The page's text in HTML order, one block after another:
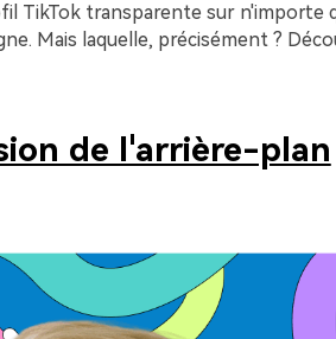
TikTok transparente sur n'importe
Mais laquelle, précisément ?
de l'arrière-plan